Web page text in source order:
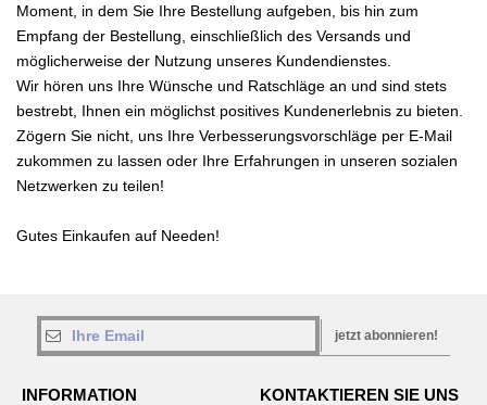
Moment, in dem Sie Ihre Bestellung aufgeben, bis hin zum
Empfang der Bestellung, einschließlich des Versands und
möglicherweise der Nutzung unseres Kundendienstes.
Wir hören uns Ihre Wünsche und Ratschläge an und sind stets
bestrebt, Ihnen ein möglichst positives Kundenerlebnis zu bieten.
Zögern Sie nicht, uns Ihre Verbesserungsvorschläge per E-Mail
zukommen zu lassen oder Ihre Erfahrungen in unseren sozialen
Netzwerken zu teilen!
Gutes Einkaufen auf Needen!
jetzt abonnieren!
INFORMATION KONTAKTIEREN SIE UNS